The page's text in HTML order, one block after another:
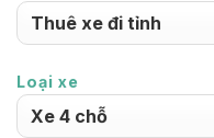
Loại xe